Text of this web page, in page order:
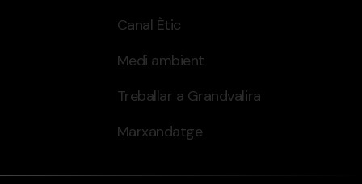
Canal Ètic
Medi ambient
Treballar a Grandvalira
Marxandatge